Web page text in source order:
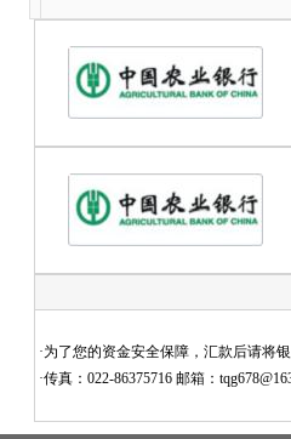
·为了您的资金安全保障，汇款后请将
·传真： 022-86375716 邮箱：